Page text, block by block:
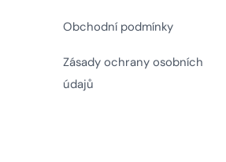
Obchodní podmínky
Zásady ochrany osobních
údajů